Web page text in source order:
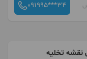
091995***34
نقشه تخلیه